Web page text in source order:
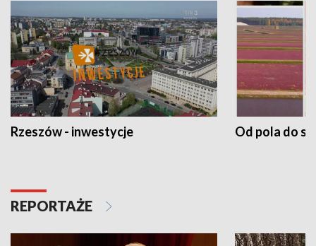
Rzeszów - inwestycje Od pola do
REPORTAŻE